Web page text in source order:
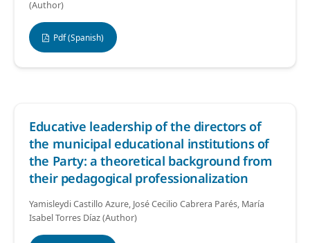
(Author)
Pdf (Spanish)
Educative leadership of the directors of
the municipal educational institutions of
the Party: a theoretical background from
their pedagogical professionalization
Yamisleydi Castillo Azure, José Cecilio Cabrera Parés, María
Isabel Torres Díaz (Author)